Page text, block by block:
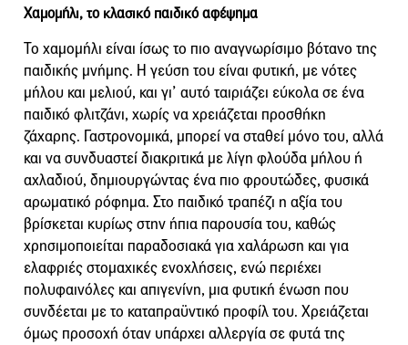
Χαμομήλι, το κλασικό παιδικό αφέψημα
Το χαμομήλι είναι ίσως το πιο αναγνωρίσιμο βότανο της
παιδικής μνήμης. Η γεύση του είναι φυτική, με νότες
μήλου και μελιού, και γι’ αυτό ταιριάζει εύκολα σε ένα
παιδικό φλιτζάνι, χωρίς να χρειάζεται προσθήκη
ζάχαρης. Γαστρονομικά, μπορεί να σταθεί μόνο του, αλλά
και να συνδυαστεί διακριτικά με λίγη φλούδα μήλου ή
αχλαδιού, δημιουργώντας ένα πιο φρουτώδες, φυσικά
αρωματικό ρόφημα. Στο παιδικό τραπέζι η αξία του
βρίσκεται κυρίως στην ήπια παρουσία του, καθώς
χρησιμοποιείται παραδοσιακά για χαλάρωση και για
ελαφριές στομαχικές ενοχλήσεις, ενώ περιέχει
πολυφαινόλες και απιγενίνη, μια φυτική ένωση που
συνδέεται με το καταπραϋντικό προφίλ του. Χρειάζεται
όμως προσοχή όταν υπάρχει αλλεργία σε φυτά της